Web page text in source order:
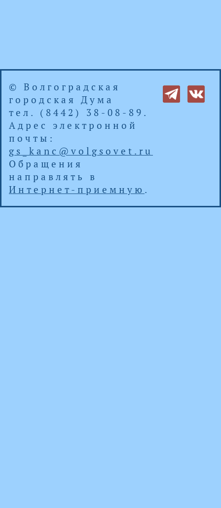
© Волгоградская
городская Дума
тел. (8442) 38-08-89.
Адрес электронной
почты:
gs_kanc@volgsovet.ru
Обращения
направлять в
Интернет-приемную .